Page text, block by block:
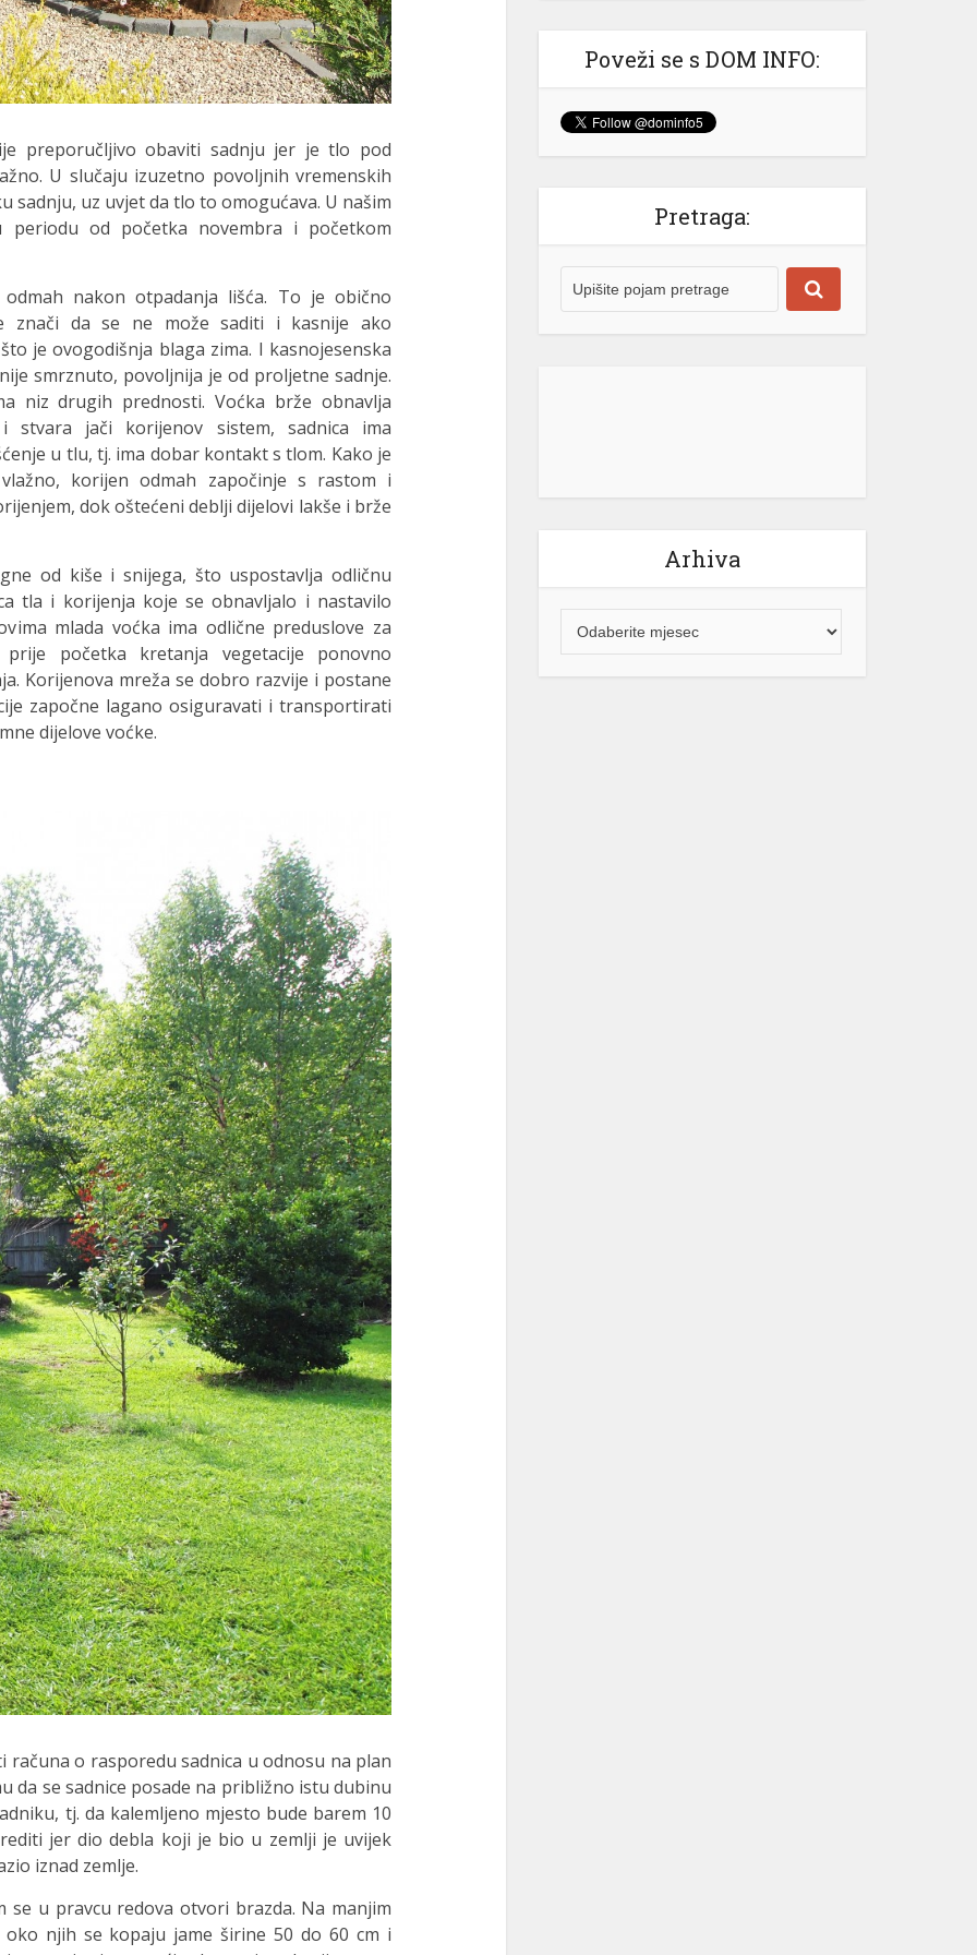
preporučljivo obaviti sadnju jer je tlo pod
U slučaju izuzetno povoljnih vremenskih
sadnju, uz uvjet da tlo to omogućava. U našim
periodu od početka novembra i početkom
nakon otpadanja lišća. To je obično
znači da se ne može saditi i kasnije ako
je ovogodišnja blaga zima. I kasnojesenska
smrznuto, povoljnija je od proljetne sadnje.
niz drugih prednosti. Voćka brže obnavlja
stvara jači korijenov sistem, sadnica ima
u tlu, tj. ima dobar kontakt s tlom. Kako je
korijen odmah započinje s rastom i
dok oštećeni deblji dijelovi lakše i brže
od kiše i snijega, što uspostavlja odličnu
tla i korijenja koje se obnavljalo i nastavilo
mlada voćka ima odlične preduslove za
početka kretanja vegetacije ponovno
Korijenova mreža se dobro razvije i postane
započne lagano osiguravati i transportirati
dijelove voćke.
o rasporedu sadnica u odnosu na plan
da se sadnice posade na približno istu dubinu
tj. da kalemljeno mjesto bude barem 10
jer dio debla koji je bio u zemlji je uvijek
iznad zemlje.
se u pravcu redova otvori brazda. Na manjim
njih se kopaju jame širine 50 do 60 cm i
inflacije širom […] [...]
Poveži se s DOM INFO:
Pretraga:
Arhiva